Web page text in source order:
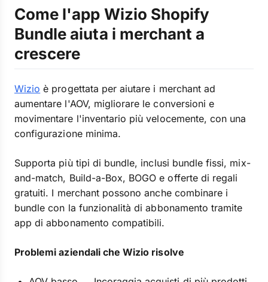
Come l'app Wizio Shopify
Bundle aiuta i merchant a
crescere
Wizio è progettata per aiutare i merchant ad
aumentare l'AOV, migliorare le conversioni e
movimentare l'inventario più velocemente, con una
configurazione minima.
Supporta più tipi di bundle, inclusi bundle fissi, mix-
and-match, Build-a-Box, BOGO e offerte di regali
gratuiti. I merchant possono anche combinare i
bundle con la funzionalità di abbonamento tramite
app di abbonamento compatibili.
Problemi aziendali che Wizio risolve